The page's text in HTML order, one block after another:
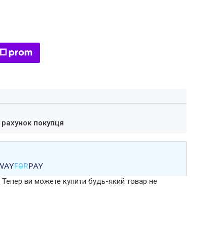
рахунок покупця
Тепер ви можете купити будь-який товар не